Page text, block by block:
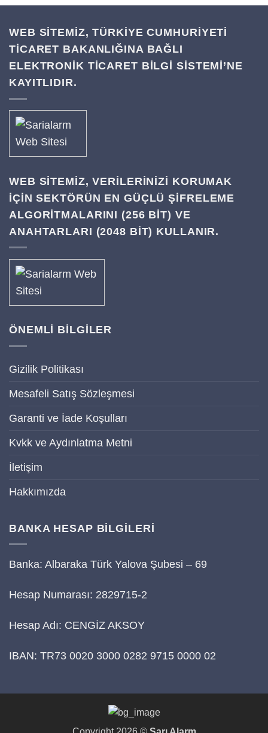
WEB SİTEMİZ, TÜRKİYE CUMHURİYETİ
TİCARET BAKANLIĞINA BAĞLI
ELEKTRONİK TİCARET BİLGİ SİSTEMİ’NE
KAYITLIDIR.
WEB SITEMIZ, VERILERINIZI KORUMAK
IÇIN SEKTÖRÜN EN GÜÇLÜ ŞIFRELEME
ALGORITMALARINI (256 BIT) VE
ANAHTARLARI (2048 BIT) KULLANIR.
ÖNEMLİ BİLGİLER
Gizilik Politikası
Mesafeli Satış Sözleşmesi
Garanti ve İade Koşulları
Kvkk ve Aydınlatma Metni
İletişim
Hakkımızda
BANKA HESAP BİLGİLERİ
Banka: Albaraka Türk Yalova Şubesi – 69
Hesap Numarası: 2829715-2
Hesap Adı: CENGİZ AKSOY
IBAN: TR73 0020 3000 0282 9715 0000 02